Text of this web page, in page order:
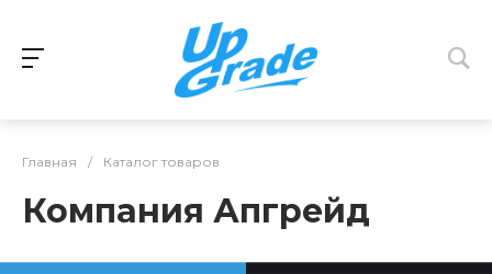
Главная / Каталог товаров
Компания Апгрейд